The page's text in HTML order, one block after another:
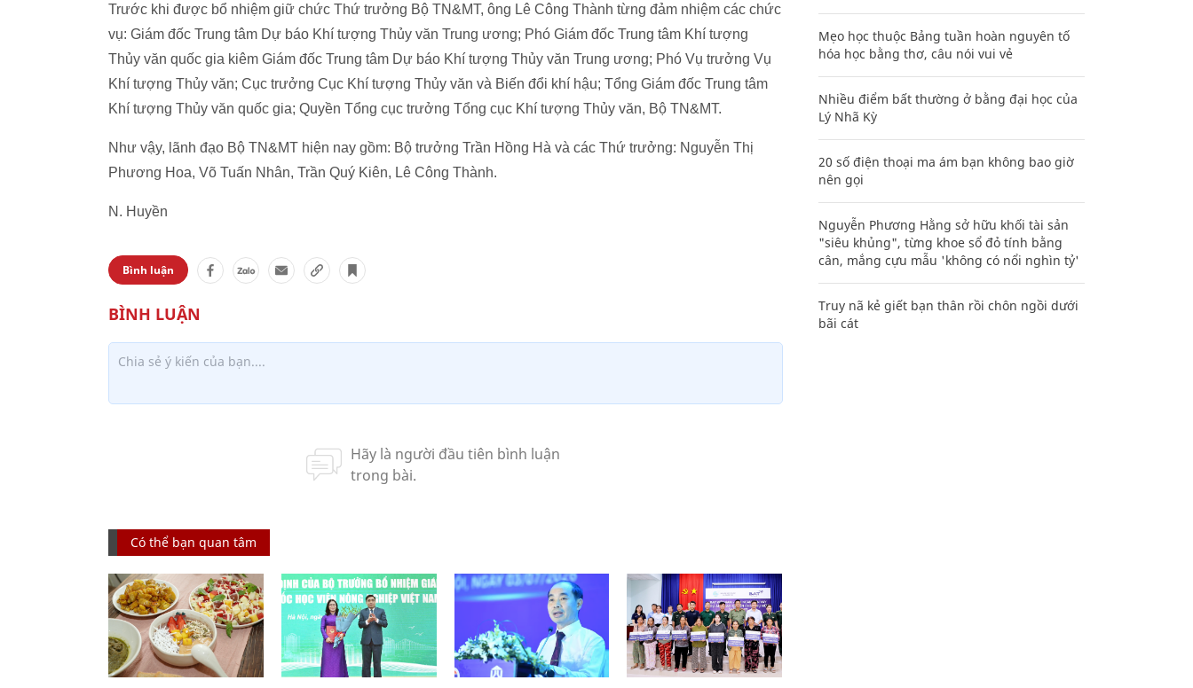
Trước khi được bổ nhiệm giữ chức Thứ trưởng Bộ TN&MT, ông Lê Công Thành từng đảm nhiệm các chức
vụ: Giám đốc Trung tâm Dự báo Khí tượng Thủy văn Trung ương; Phó Giám đốc Trung tâm Khí tượng
Thủy văn quốc gia kiêm Giám đốc Trung tâm Dự báo Khí tượng Thủy văn Trung ương; Phó Vụ trưởng Vụ
Khí tượng Thủy văn; Cục trưởng Cục Khí tượng Thủy văn và Biến đổi khí hậu; Tổng Giám đốc Trung tâm
Khí tượng Thủy văn quốc gia; Quyền Tổng cục trưởng Tổng cục Khí tượng Thủy văn, Bộ TN&MT.
Như vậy, lãnh đạo Bộ TN&MT hiện nay gồm: Bộ trưởng Trần Hồng Hà và các Thứ trưởng: Nguyễn Thị
Phương Hoa, Võ Tuấn Nhân, Trần Quý Kiên, Lê Công Thành.
N. Huyền
Bình luận
Có thể bạn quan tâm
Mẹo học thuộc Bảng tuần hoàn nguyên tố
hóa học bằng thơ, câu nói vui vẻ
Nhiều điểm bất thường ở bằng đại học của
Lý Nhã Kỳ
20 số điện thoại ma ám bạn không bao giờ
nên gọi
Nguyễn Phương Hằng sở hữu khối tài sản
"siêu khủng", từng khoe sổ đỏ tính bằng
cân, mắng cựu mẫu 'không có nổi nghìn tỷ'
Truy nã kẻ giết bạn thân rồi chôn ngồi dưới
bãi cát